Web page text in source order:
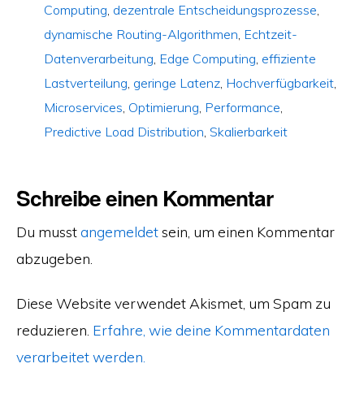
Computing dezentrale Entscheidungsprozesse
dynamische Routing-Algorithmen Echtzeit-
Datenverarbeitung Edge Computing effiziente
Lastverteilung geringe Latenz, Hochverfügbarkeit,
Microservices Optimierung Performance
Predictive Load Distribution Skalierbarkeit
Schreibe einen Kommentar
Du musstangemeldetsein, um einen Kommentar
abzugeben.
Diese Website verwendet Akismet, um Spam zu
reduzieren. Erfahre, wie deine Kommentardaten
verarbeitet werden.